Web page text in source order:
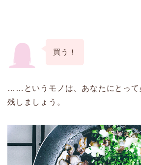
買う！
……というモノは、あなたにとって
残しましょう。